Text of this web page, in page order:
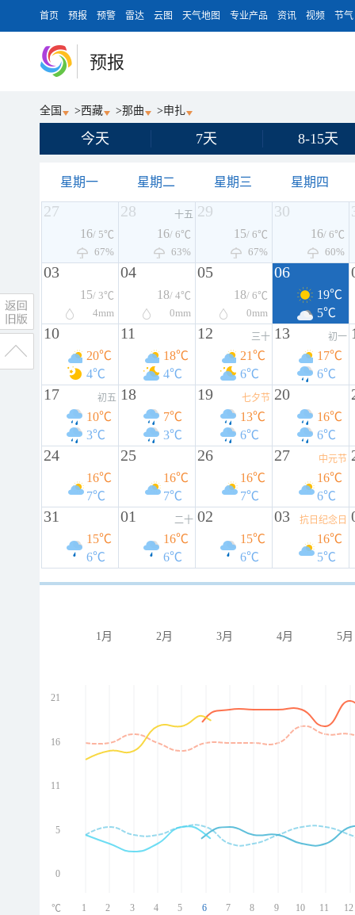
首页 预报 预警 雷达 云图 天气地图 专业产品 资讯 视频 节气
预报
全国 >西藏 >那曲 >申扎
今天 7天 8-15天
星期一 星期二 星期三 星期四
27
16/ 5℃
67%
28 十五
16/ 6℃
63%
29
15/ 6℃
67%
30
16/ 6℃
60%
03
15/ 3℃
4mm
04
18/ 4℃
0mm
05
18/ 6℃
0mm
06
19℃
5℃
10
20℃
4℃
11
18℃
4℃
12 三十
21℃
6℃
13 初一
17℃
6℃
17 初五
10℃
3℃
18
7℃
3℃
19 七夕节
13℃
6℃
20
16℃
6℃
24
16℃
7℃
25
16℃
7℃
26
16℃
7℃
27 中元节
16℃
6℃
31
15℃
6℃
01 二十
16℃
6℃
02
15℃
6℃
03 抗日纪念日
16℃
5℃
1月 2月 3月 4月 5月
21
16
11
5
0
1 2 3 4 5 6 7 8 9 10 11 12
℃